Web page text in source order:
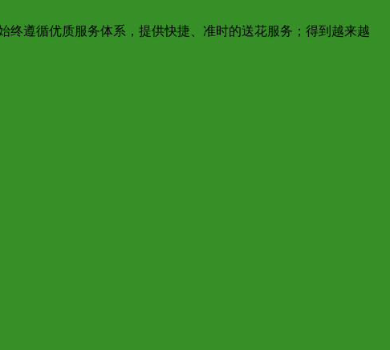
遵循优质服务体系，提供快捷、准时的送花服务；得到越来越